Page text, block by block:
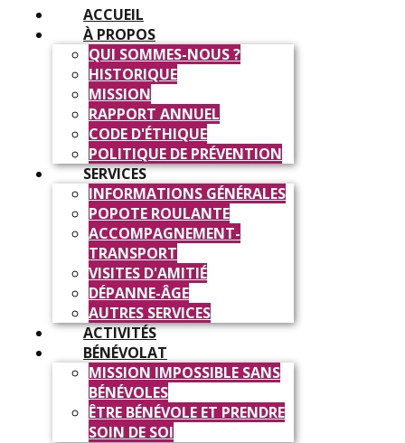
ACCUEIL
À PROPOS
QUI SOMMES-NOUS ?
HISTORIQUE
MISSION
RAPPORT ANNUEL
CODE D'ÉTHIQUE
POLITIQUE DE PRÉVENTION
SERVICES
INFORMATIONS GÉNÉRALES
POPOTE ROULANTE
ACCOMPAGNEMENT-
TRANSPORT
VISITES D'AMITIÉ
DÉPANNE-ÂGE
AUTRES SERVICES
ACTIVITÉS
BÉNÉVOLAT
MISSION IMPOSSIBLE SANS
BÉNÉVOLES
ÊTRE BÉNÉVOLE ET PRENDRE
SOIN DE SOI